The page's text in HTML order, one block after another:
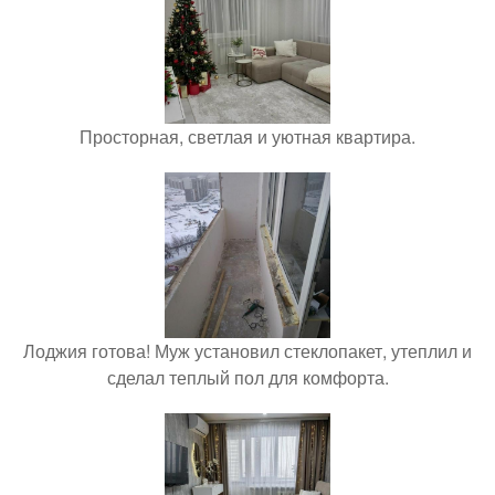
Просторная, светлая и уютная квартира.
Лоджия готова! Муж установил стеклопакет, утеплил и
сделал теплый пол для комфорта.